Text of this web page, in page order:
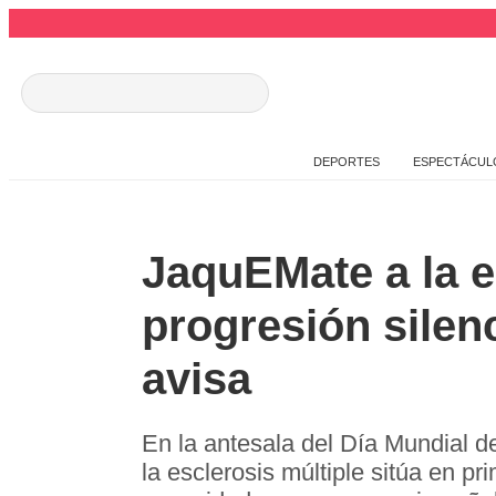
DEPORTES
JaquEMate a la
progresión
avisa
En la antesala del Día Mundial
la esclerosis múltiple sitúa en